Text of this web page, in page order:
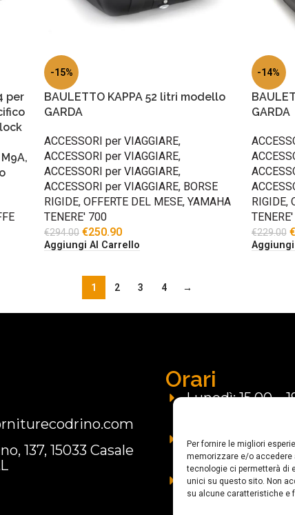
Per fornire le migliori
memorizzare e/o accedere
tecnologie ci permetterà di
unici su questo sito. Non
su alcune caratteristiche e
per
-15%
BAULETTO KAPPA 52 litri modello
GARDA
ACCESSORI per VIAGGIARE,
ACCESSORI per VIAGGIARE,
ACCESSORI per VIAGGIARE,
ACCESSORI per VIAGGIARE, BORSE
RIGIDE, OFFERTE DEL MESE, YAMAHA
TENERE' 700
€294.00 €250.90
Aggiungi Al Carrello
-14%
GARDA
RIGIDE,
€229.00 €
1 2 3 4 →
137, 15033 Casale
Orari
Lunedì: 15,00 –
09.00 - 12.30
15.00 - 19.30
Domenica